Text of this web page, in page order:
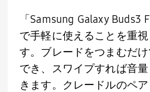
「 Samsung Galaxy Buds3
で手軽に使えることを重
す。ブレードをつまむだ
でき、スワイプすれば音
きます。クレードルのペ